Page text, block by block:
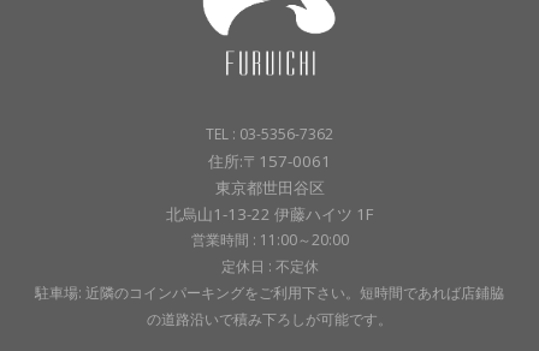
TEL : 03-5356-7362
住所:〒157-0061
東京都世田谷区
北烏山1-13-22 伊藤ハイツ 1F
営業時間 : 11:00～20:00
定休日 : 不定休
駐車場: 近隣のコインパーキングをご利用下さい。短時間であれば店鋪脇
の道路沿いで積み下ろしが可能です。